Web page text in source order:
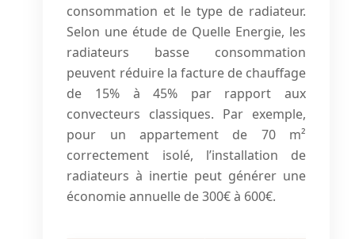
consommation et le type de radiateur.
Selon une étude de Quelle Energie, les
radiateurs basse consommation
peuvent réduire la facture de chauffage
de 15% à 45% par rapport aux
convecteurs classiques. Par exemple,
pour un appartement de 70 m²
correctement isolé, l’installation de
radiateurs à inertie peut générer une
économie annuelle de 300€ à 600€.